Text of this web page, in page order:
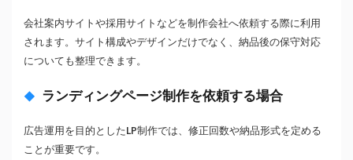
会社案内サイトや採用サイトなどを制作会社へ依頼する際に利用
されます。サイト構成やデザインだけでなく、納品後の保守対応
についても整理できます。
ランディングページ制作を依頼する場合
広告運用を目的としたLP制作では、修正回数や納品形式を定める
ことが重要です。